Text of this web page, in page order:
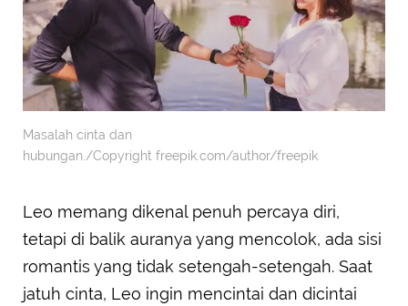
Masalah cinta dan
hubungan./Copyright freepik.com/author/freepik
Leo memang dikenal penuh percaya diri,
tetapi di balik auranya yang mencolok, ada sisi
romantis yang tidak setengah-setengah. Saat
jatuh cinta, Leo ingin mencintai dan dicintai